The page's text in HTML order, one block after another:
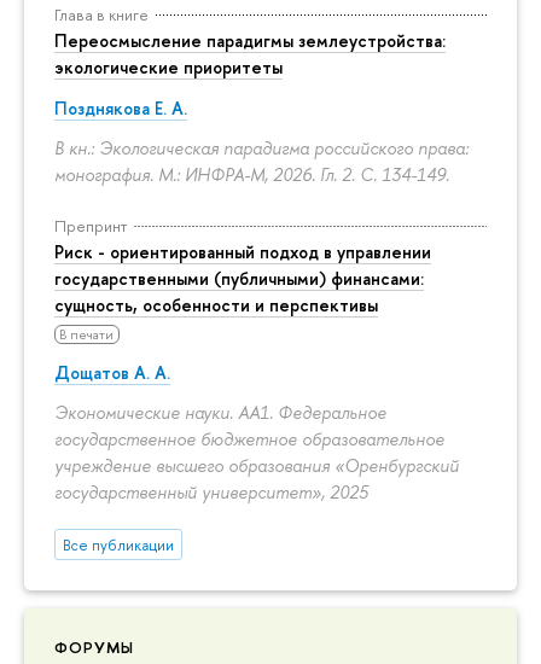
Глава в книге
Переосмысление парадигмы землеустройства:
экологические приоритеты
Позднякова Е. А.
В кн.: Экологическая парадигма российского права:
монография. М.: ИНФРА-М, 2026. Гл. 2. С. 134-149.
Препринт
Риск - ориентированный подход в управлении
государственными (публичными) финансами:
сущность, особенности и перспективы
В печати
Дощатов А. А.
Экономические науки. АА1. Федеральное
государственное бюджетное образовательное
учреждение высшего образования «Оренбургский
государственный университет», 2025
Все публикации
ФОРУМЫ